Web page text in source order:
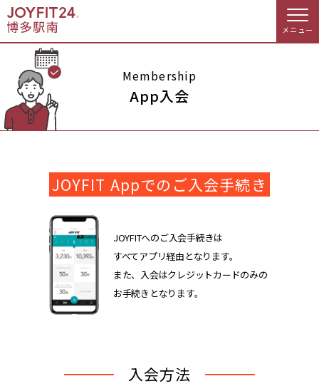
メニュー
店舗トップ
会員様へのお知らせ 予約する
休会お手続き
店舗情報・サービス
よくあるご質問 店舗へのお問い合わせ
入会のお手続きをする
入会するトップ
Appで入会手続き料金・サービス等詳しく見る
入会を悩まれている方へトップ
店舗情報・サービス
JOYFIT総合トップ
Membership
App入会
JOYFIT Appでのご入会手続き
JOYFITへのご入会手続きは
すべてアプリ経由となります。
また、入会はクレジットカードのみの
お手続きとなります。
入会方法